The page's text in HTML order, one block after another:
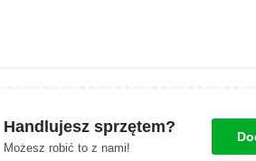
Handlujesz sprzętem?
Możesz robić to z nami!